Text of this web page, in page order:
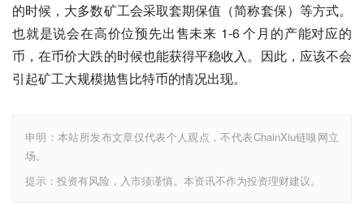
的时候，大多数矿工会采取套期保值（简称套保）等方式。
也就是说会在高价位预先出售未来 1-6 个月的产能对应的
币，在币价大跌的时候也能获得平稳收入。因此，应该不会
引起矿工大规模抛售比特币的情况出现。
申明：本站所发布文章仅代表个人观点，不代表ChainXiu链嗅网立
场。
提示：投资有风险，入市须谨慎。本资讯不作为投资理财建议。